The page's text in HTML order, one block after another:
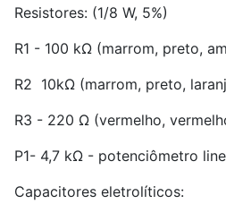
Resistores: (1/8 W, 5%)
R1 - 100 kΩ (marrom, preto,
R2  10kΩ (marrom, preto,
R3 - 220 Ω (vermelho,
P1- 4,7 kΩ - potenciômetro
Capacitores eletrolíticos: